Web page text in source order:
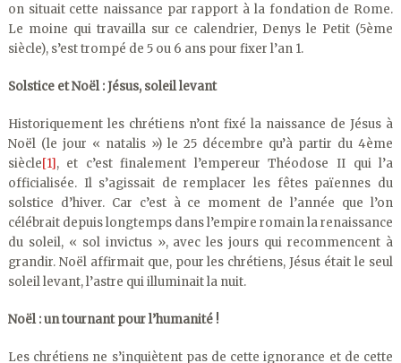
on situait cette naissance par rapport à la fondation de Rome.
Le moine qui travailla sur ce calendrier, Denys le Petit (5ème
siècle), s’est trompé de 5 ou 6 ans pour fixer l’an 1.
Solstice et Noël : Jésus, soleil levant
Historiquement les chrétiens n’ont fixé la naissance de Jésus à
Noël (le jour « natalis ») le 25 décembre qu’à partir du 4ème
siècle[1], et c’est finalement l’empereur Théodose II qui l’a
officialisée. Il s’agissait de remplacer les fêtes païennes du
solstice d’hiver. Car c’est à ce moment de l’année que l’on
célébrait depuis longtemps dans l’empire romain la renaissance
du soleil, « sol invictus », avec les jours qui recommencent à
grandir. Noël affirmait que, pour les chrétiens, Jésus était le seul
soleil levant, l’astre qui illuminait la nuit.
Noël : un tournant pour l’humanité !
Les chrétiens ne s’inquiètent pas de cette ignorance et de cette